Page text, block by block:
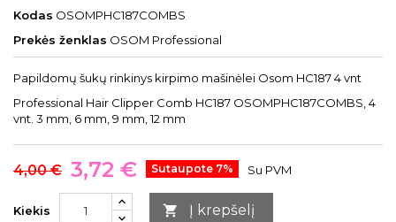
Kodas OSOMPHC187COMBS
Prekės ženklas OSOM Professional
Papildomų šukų rinkinys kirpimo mašinėlei Osom HC187 4 vnt
Professional Hair Clipper Comb HC187 OSOMPHC187COMBS, 4
vnt. 3 mm, 6 mm, 9 mm, 12 mm
4,00 € 3,72 € Sutaupote 7% Su PVM
Kiekis  Į krepšelį